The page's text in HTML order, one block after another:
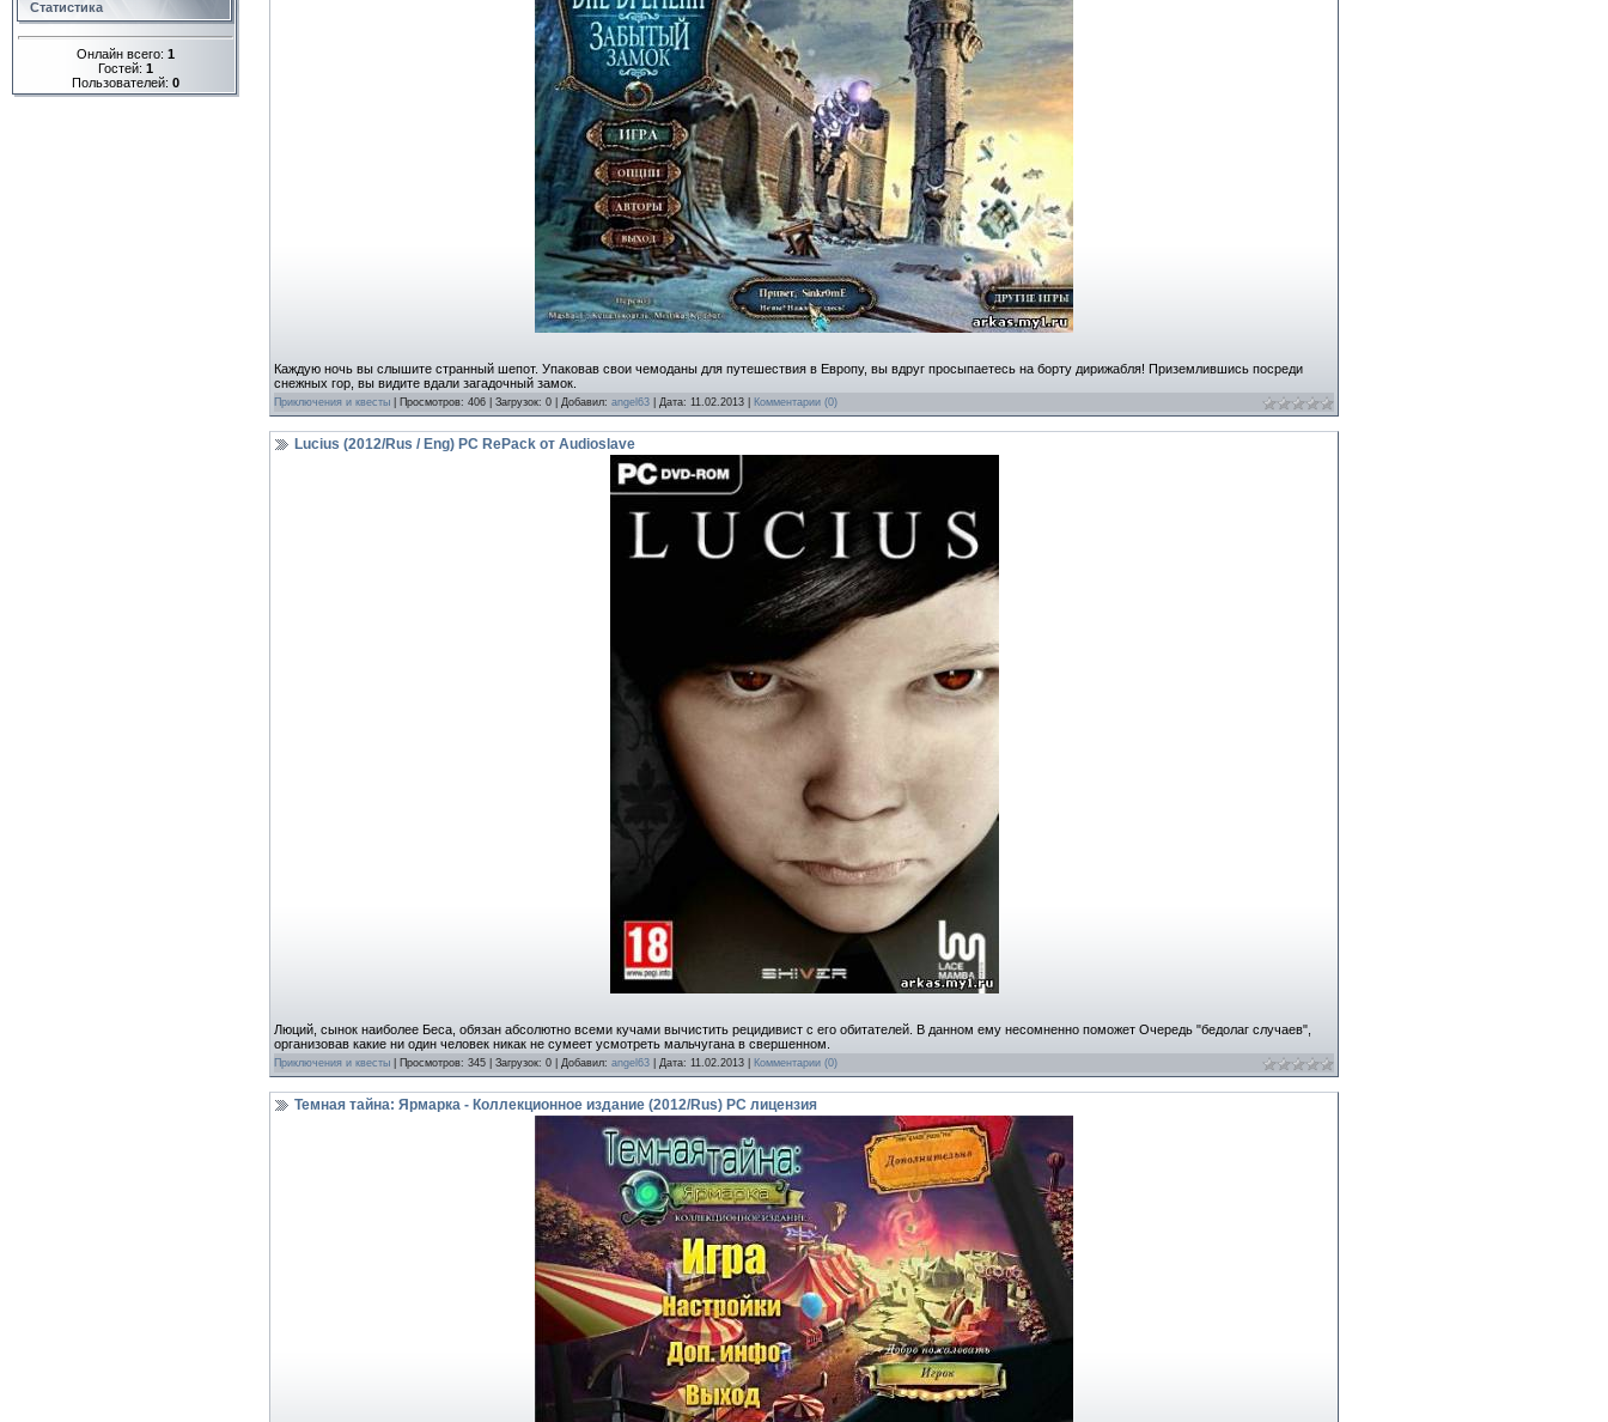
Статистика
Онлайн всего: 1
Гостей: 1
Пользователей: 0
Каждую ночь вы слышите странный шепот. Упаковав свои чемоданы для путешествия в Европу, вы вдруг просыпаетесь на борту дирижабля! Приземлившись посреди
снежных гор, вы видите вдали загадочный замок.
Приключения и квесты | Просмотров: 406 | Загрузок: 0 | Добавил: angel63 | Дата: 11.02.2013 Комментарии (0)
Lucius (2012/Rus / Eng) PC RePack от Audioslave
Люций, сынок наиболее Беса, обязан абсолютно всеми кучами вычистить рецидивист с его обитателей. В данном ему несомненно поможет Очередь "бедолаг случаев",
организовав какие ни один человек никак не сумеет усмотреть мальчугана в свершенном.
Приключения и квесты | Просмотров: 345 | Загрузок: 0 | Добавил: angel63 | Дата: 11.02.2013 Комментарии (0)
Темная тайна: Ярмарка - Коллекционное издание (2012/Rus) PC лицензия